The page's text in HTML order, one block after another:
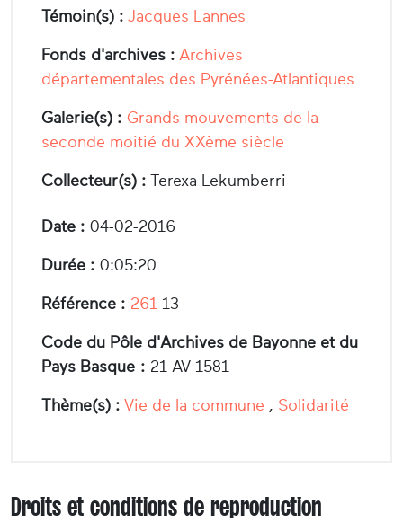
Témoin(s) : Jacques Lannes
Fonds d'archives : Archives
départementales des Pyrénées-Atlantiques
Galerie(s) : Grands mouvements de la
seconde moitié du XXème siècle
Collecteur(s) : Terexa Lekumberri
Date : 04-02-2016
Durée : 0:05:20
Référence : 261-13
Code du Pôle d'Archives de Bayonne et du
Pays Basque : 21 AV 1581
Thème(s) : Vie de la commune , Solidarité
Droits et conditions de reproduction